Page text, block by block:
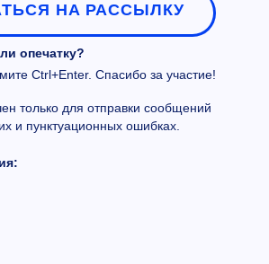
НА РАССЫЛКУ
опечатку?
Ctrl+Enter. Спасибо за участие!
только для отправки сообщений
и пунктуационных ошибках.